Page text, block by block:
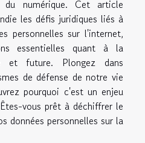
du numérique. Cet article
les défis juridiques liés à
personnelles sur l'internet,
essentielles quant à la
et future. Plongez dans
de défense de notre vie
pourquoi c'est un enjeu
vous prêt à déchiffrer le
données personnelles sur la